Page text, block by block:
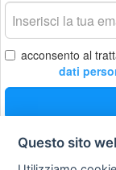
La
tua
email
acconsento al
dati
Questo sito